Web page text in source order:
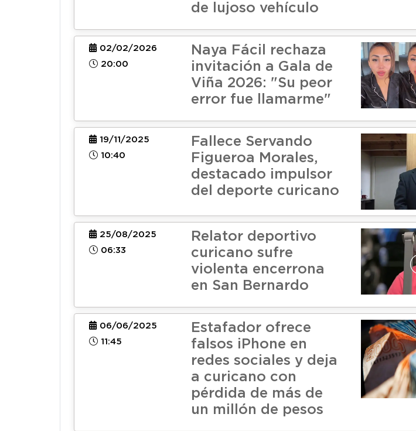
de lujoso vehículo
02/02/2026
20:00
Naya Fácil rechaza
invitación a Gala de
Viña 2026: "Su peor
error fue llamarme"
19/11/2025
10:40
Fallece Servando
Figueroa Morales,
destacado impulsor
del deporte curicano
25/08/2025
06:33
Relator deportivo
curicano sufre
violenta encerrona
en San Bernardo
06/06/2025
11:45
Estafador ofrece
falsos iPhone en
redes sociales y deja
a curicano con
pérdida de más de
un millón de pesos